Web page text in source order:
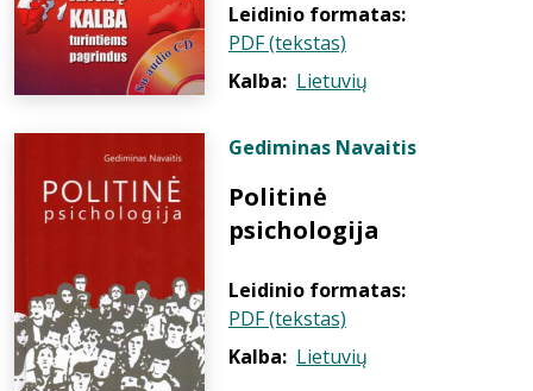
Leidinio formatas:
PDF (tekstas)
Kalba: Lietuvių
Gediminas Navaitis
Politinė
psichologija
Leidinio formatas:
PDF (tekstas)
Kalba: Lietuvių